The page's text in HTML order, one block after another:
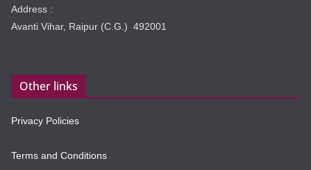
Address :
Avanti Vihar, Raipur (C.G.) 492001
Other links
Privacy Policies
Terms and Conditions